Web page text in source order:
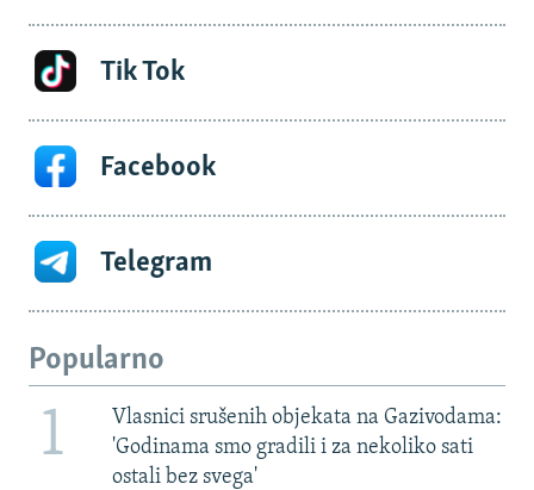
Tik Tok
Facebook
Telegram
Popularno
1
Vlasnici srušenih objekata na Gazivodama:
'Godinama smo gradili i za nekoliko sati
ostali bez svega'